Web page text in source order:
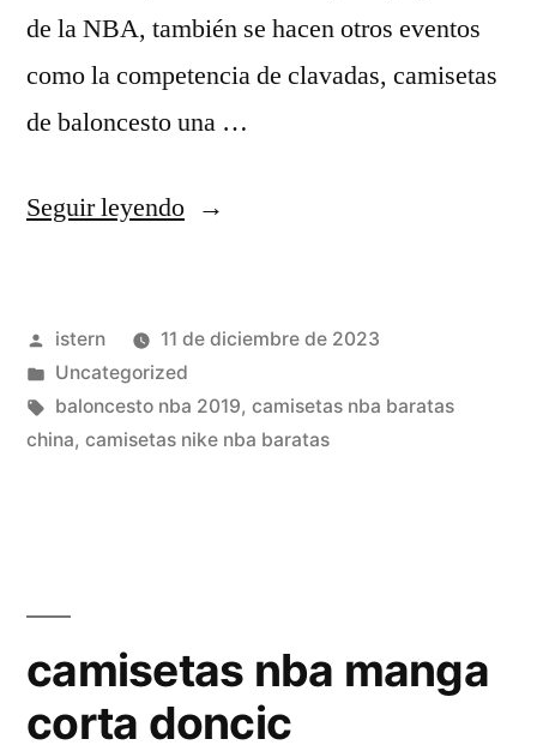
de la NBA, también se hacen otros eventos
como la competencia de clavadas, camisetas
de baloncesto una …
Seguir leyendo«mejor
comprar
camisetas
nba»
Publicado
por
istern
11 de diciembre de 2023
Publicado
en
Uncategorized
Etiquetas:
baloncesto nba 2019, camisetas nba baratas
china, camisetas nike nba baratas
camisetas nba manga
corta doncic